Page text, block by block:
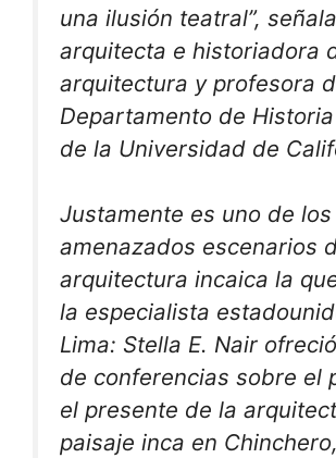
una ilusión teatral”,
arquitecta e historiadora
arquitectura y profesora
Departamento de
de la Universidad de
Justamente es uno de los
amenazados escenarios
arquitectura incaica la
la especialista
Lima: Stella E. Nair
de conferencias sobre el
el presente de la
paisaje inca en Chinchero,